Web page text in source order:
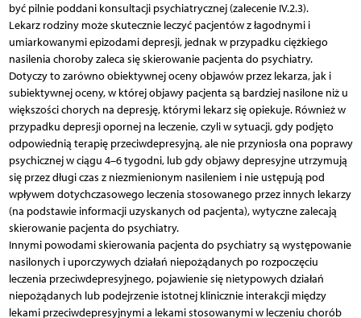
być pilnie poddani konsultacji psychiatrycznej (zalecenie IV.2.3).
Lekarz rodziny może skutecznie leczyć pacjentów z łagodnymi i
umiarkowanymi epizodami depresji, jednak w przypadku ciężkiego
nasilenia choroby zaleca się skierowanie pacjenta do psychiatry.
Dotyczy to zarówno obiektywnej oceny objawów przez lekarza, jak i
subiektywnej oceny, w której objawy pacjenta są bardziej nasilone niż u
większości chorych na depresję, którymi lekarz się opiekuje. Również w
przypadku depresji opornej na leczenie, czyli w sytuacji, gdy podjęto
odpowiednią terapię przeciwdepresyjną, ale nie przyniosła ona poprawy
psychicznej w ciągu 4–6 tygodni, lub gdy objawy depresyjne utrzymują
się przez długi czas z niezmienionym nasileniem i nie ustępują pod
wpływem dotychczasowego leczenia stosowanego przez innych lekarzy
(na podstawie informacji uzyskanych od pacjenta), wytyczne zalecają
skierowanie pacjenta do psychiatry.
Innymi powodami skierowania pacjenta do psychiatry są występowanie
nasilonych i uporczywych działań niepożądanych po rozpoczęciu
leczenia przeciwdepresyjnego, pojawienie się nietypowych działań
niepożądanych lub podejrzenie istotnej klinicznie interakcji między
lekami przeciwdepresyjnymi a lekami stosowanymi w leczeniu chorób